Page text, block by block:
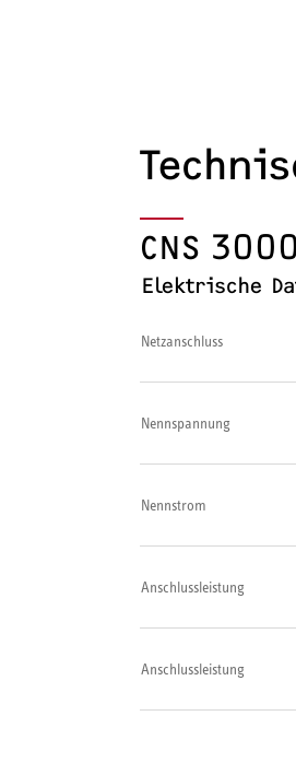
CNS
Elektrische
Netzanschluss
Nennspannung
Nennstrom
Anschlussleistung
Anschlussleistung